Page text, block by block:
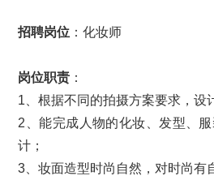
招聘岗位 ：化妆师
岗位职责 ：
1、根据不同的拍摄方案要求，设
2、能完成人物的化妆、发型、
计；
3、妆面造型时尚自然，对时尚有